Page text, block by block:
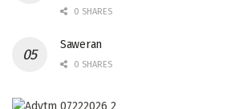
0 SHARES
Saweran
0 SHARES